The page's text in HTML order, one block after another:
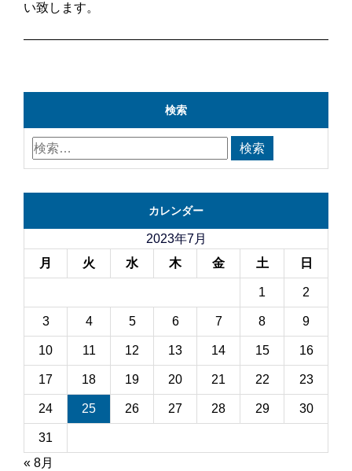
い致します。
検索
カレンダー
2023年7月
月
火 水 木 金 土 日
1 2
3 4 5 6 7 8 9
10 11 12 13 14 15 16
17 18 19 20 21 22 23
24 25 26 27 28 29 30
31
« 8月